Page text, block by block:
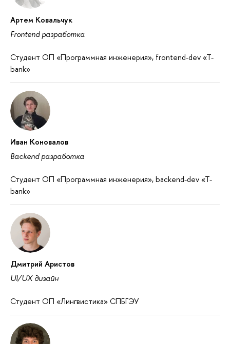
Артем Ковальчук
Frontend разработка
Студент ОП «Программная инженерия», frontend-dev «T-
bank»
Иван Коновалов
Backend разработка
Студент ОП «Программная инженерия», backend-dev «T-
bank»
Дмитрий Аристов
UI/UX дизайн
Студент ОП «Лингвистика» СПБГЭУ